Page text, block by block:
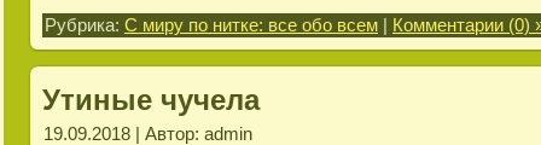
Рубрика: С миру по нитке: все обо всем Комментарии (0)
Утиные чучела
19.09.2018 | Автор: admin